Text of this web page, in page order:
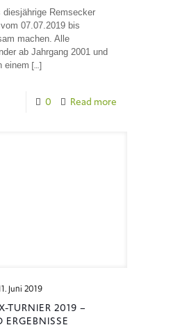
Remsecker
07.07.2019 bis
machen. Alle
ab Jahrgang 2001 und
einem […]
0 Read more
Juni 2019
TURNIER 2019 –